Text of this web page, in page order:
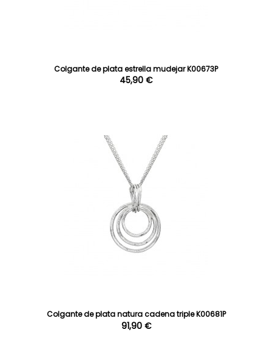
Colgante de plata estrella mudejar K00673P
45,90 €
Colgante de plata natura cadena triple K00681P
91,90 €